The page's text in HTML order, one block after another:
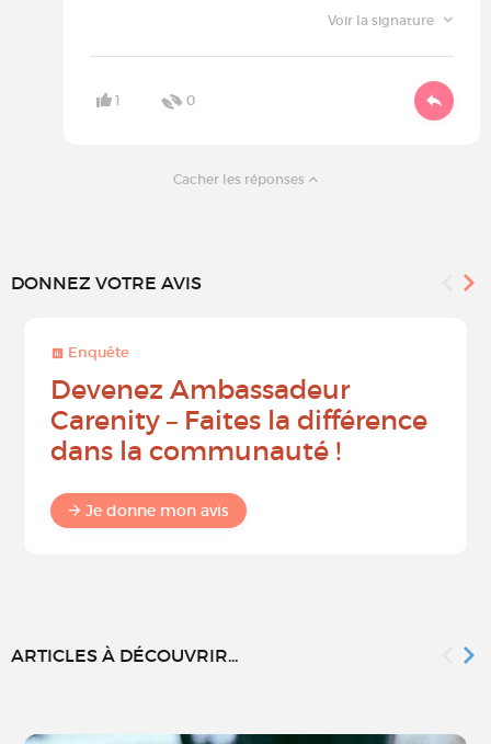
Voir la signature
1 0
Cacher les réponses
DONNEZ VOTRE AVIS
Enquête
Devenez Ambassadeur
Carenity – Faites la différence
dans la communauté !
Je donne mon avis
ARTICLES À DÉCOUVRIR...